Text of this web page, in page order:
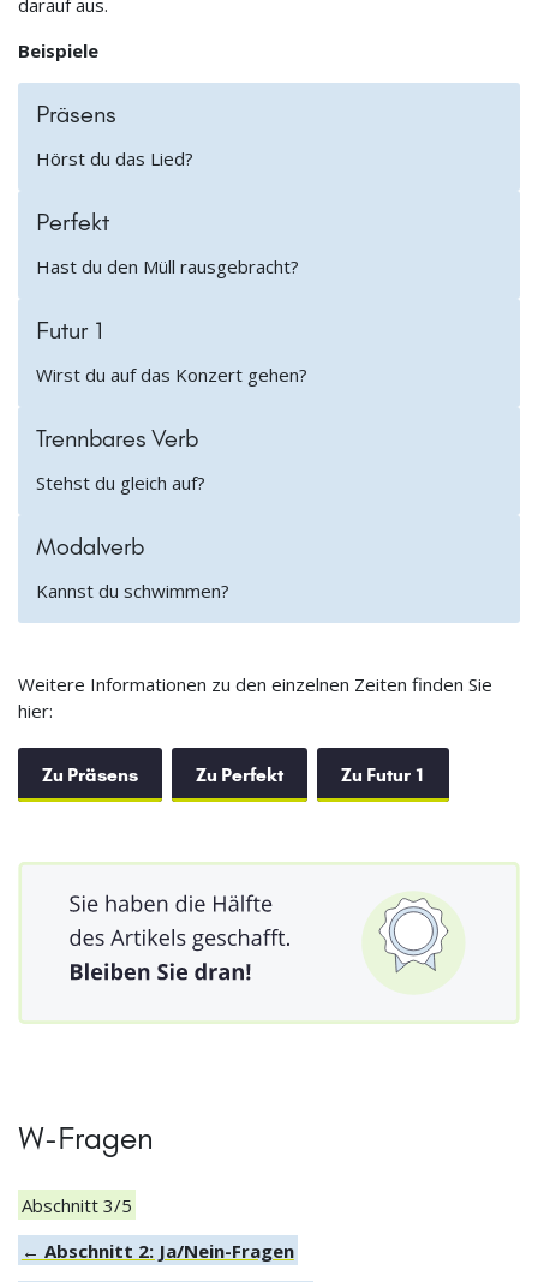
Beispiele
Präsens
Hörst du das Lied?
Perfekt
Hast du den Müll rausgebracht?
Futur 1
Wirst du auf das Konzert gehen?
Trennbares Verb
Stehst du gleich auf?
Modalverb
Kannst du schwimmen?
Weitere Informationen zu den einzelnen Zeiten finden Sie
hier:
Zu Präsens Zu Perfekt Zu Futur 1
W-Fragen
Abschnitt 3/5
← Abschnitt 2: Ja/Nein-Fragen